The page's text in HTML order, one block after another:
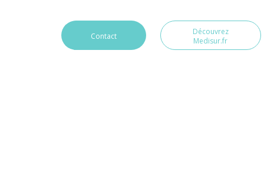
Contact
Découvrez
Medisur.fr